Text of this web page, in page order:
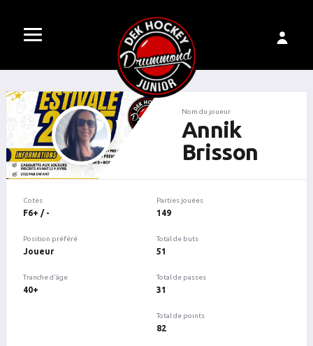
Nom du joueur
Annik
Brisson
Cotes
F6+ / -
Position préféré
Joueur
Tranche d'âge
40+
Parties jouées
149
Total de buts
51
Total de passes
31
Total de points
82